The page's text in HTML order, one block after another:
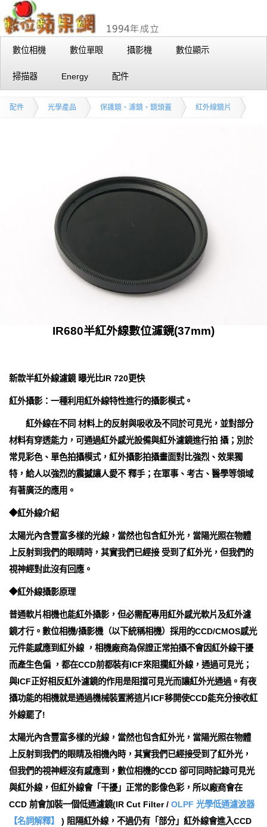
數位相機 數位單眼 攝影機 數位顯示
掃描器 Energy 配件
配件 光學產品 保護鏡、濾鏡、鏡頭蓋 紅外線鏡片
IR680半紅外線數位濾鏡(37mm)
新款半紅外線濾鏡 曝光比IR 720更快
紅外攝影：一種利用紅外線特性進行的攝影模式。
紅外線在不同 材料上的反射與吸收及不同於可見光，並對部分
材料有穿透能力，可通過紅外感光設備與紅外濾鏡進行拍 攝；別於
常見彩色、單色拍攝模式，紅外攝影拍攝畫面對比強烈、效果獨
特，給人以強烈的震撼讓人愛不 釋手；在軍事、考古、醫學等領域
有著廣泛的應用。
◆紅外線介紹
太陽光內含豐富多樣的光線，當然也包含紅外光，當陽光照在物體
上反射到我們的眼睛時，其實我們已經接 受到了紅外光，但我們的
視神經對此沒有回應。
◆紅外線攝影原理
普通軟片相機也能紅外攝影，但必需配專用紅外感光軟片及紅外濾
鏡才行。數位相機/攝影機（以下統稱相機）採用的CCD/CMOS感光
元件能感應到紅外線 ，相機廠商為保證正常拍攝不會因紅外線干擾
而產生色偏 ，都在CCD前都裝有ICF來阻攔紅外線，通過可見光；
與ICF正好相反紅外濾鏡的作用是阻擋可見光而讓紅外光通過。有夜
攝功能的相機就是通過機械裝置將這片ICF移開使CCD能充分接收紅
外線罷了!
太陽光內含豐富多樣的光線，當然也包含紅外光，當陽光照在物體
上反射到我們的眼睛及相機內時，其實我們已經接受到了紅外光，
但我們的視神經沒有感應到，數位相機的CCD 卻可同時記錄可見光
與紅外線，但紅外線會「干擾」正常的影像色彩，所以廠商會在
CCD 前會加裝一個低通濾鏡(IR Cut Filter / OLPF 光學低通濾波器
【名詞解釋】
) 阻隔紅外線，不過仍有「部分」紅外線會進入CCD